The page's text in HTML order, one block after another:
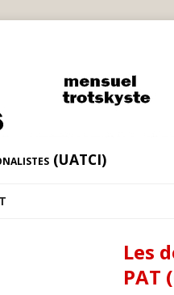
(UATCI)
Les
PAT